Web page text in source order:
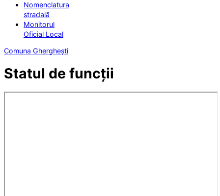
Nomenclatura
stradală
Monitorul
Oficial Local
Comuna Gherghești
Statul de funcții